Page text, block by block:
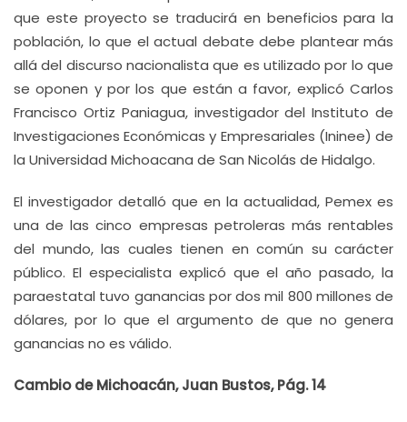
que este proyecto se traducirá en beneficios para la
población, lo que el actual debate debe plantear más
allá del discurso nacionalista que es utilizado por lo que
se oponen y por los que están a favor, explicó Carlos
Francisco Ortiz Paniagua, investigador del Instituto de
Investigaciones Económicas y Empresariales (Ininee) de
la Universidad Michoacana de San Nicolás de Hidalgo.
El investigador detalló que en la actualidad, Pemex es
una de las cinco empresas petroleras más rentables
del mundo, las cuales tienen en común su carácter
público. El especialista explicó que el año pasado, la
paraestatal tuvo ganancias por dos mil 800 millones de
dólares, por lo que el argumento de que no genera
ganancias no es válido.
Cambio de Michoacán, Juan Bustos, Pág. 14